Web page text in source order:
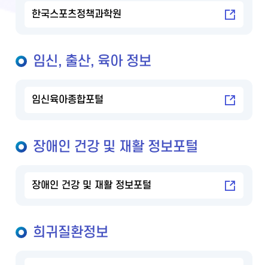
한국스포츠정책과학원
임신, 출산, 육아 정보
임신육아종합포털
장애인 건강 및 재활 정보포털
장애인 건강 및 재활 정보포털
희귀질환정보